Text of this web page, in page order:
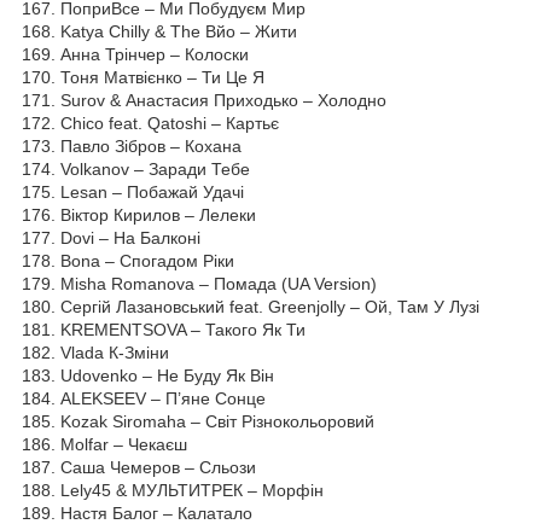
167. ПоприВсе – Ми Побудуєм Мир
168. Katya Chilly & The Вйо – Жити
169. Анна Трінчер – Колоски
170. Тоня Матвієнко – Ти Це Я
171. Surov & Анастасия Приходько – Холодно
172. Chico feat. Qatoshi – Картьє
173. Павло Зібров – Кохана
174. Volkanov – Заради Тебе
175. Lesan – Побажай Удачі
176. Віктор Кирилов – Лелеки
177. Dovi – На Балконі
178. Bona – Спогадом Ріки
179. Misha Romanova – Помада (UA Version)
180. Сергій Лазановський feat. Greenjolly – Ой, Там У Лузі
181. KREMENTSOVA – Такого Як Ти
182. Vlada К-Зміни
183. Udovenko – Не Буду Як Він
184. ALEKSEEV – П’яне Сонце
185. Kozak Siromaha – Світ Різнокольоровий
186. Molfar – Чекаєш
187. Саша Чемеров – Сльози
188. Lely45 & МУЛЬТИТРЕК – Морфін
189. Настя Балог – Калатало